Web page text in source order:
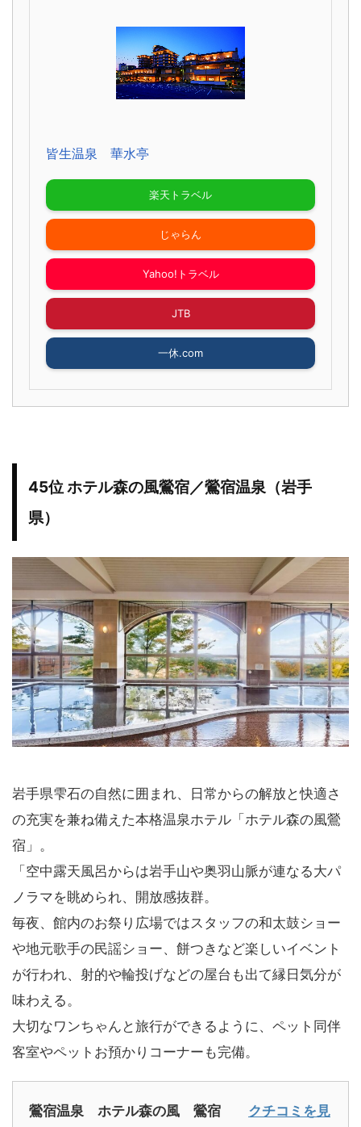
皆生温泉 華水亭
楽天トラベル
じゃらん
Yahoo!トラベル
JTB
一休.com
45位 ホテル森の風鶯宿／鶯宿温泉（岩手
県）
岩手県雫石の自然に囲まれ、日常からの解放と快適さ
の充実を兼ね備えた本格温泉ホテル「ホテル森の風鶯
宿」。
「空中露天風呂からは岩手山や奥羽山脈が連なる大パ
ノラマを眺められ、開放感抜群。
毎夜、館内のお祭り広場ではスタッフの和太鼓ショー
や地元歌手の民謡ショー、餅つきなど楽しいイベント
が行われ、射的や輪投げなどの屋台も出て縁日気分が
味わえる。
大切なワンちゃんと旅行ができるように、ペット同伴
客室やペットお預かりコーナーも完備。
鶯宿温泉 ホテル森の風 鶯宿 クチコミを見